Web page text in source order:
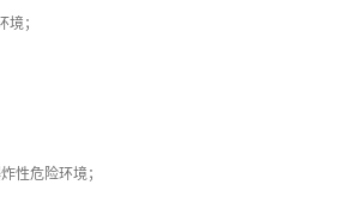
；
性危险环境；